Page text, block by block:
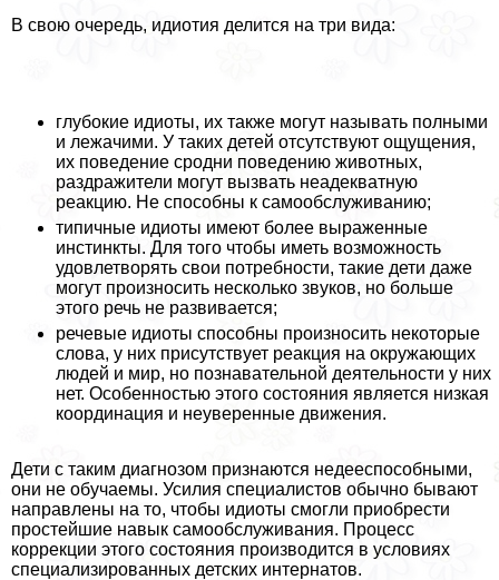
В свою очередь, идиотия делится на три вида:
глубокие идиоты, их также могут называть полными
и лежачими. У таких детей отсутствуют ощущения,
их поведение сродни поведению животных,
раздражители могут вызвать неадекватную
реакцию. Не способны к самообслуживанию;
типичные идиоты имеют более выраженные
инстинкты. Для того чтобы иметь возможность
удовлетворять свои потребности, такие дети даже
могут произносить несколько звуков, но больше
этого речь не развивается;
речевые идиоты способны произносить некоторые
слова, у них присутствует реакция на окружающих
людей и мир, но познавательной деятельности у них
нет. Особенностью этого состояния является низкая
координация и неуверенные движения.
Дети с таким диагнозом признаются недееспособными,
они не обучаемы. Усилия специалистов обычно бывают
направлены на то, чтобы идиоты смогли приобрести
простейшие навык самообслуживания. Процесс
коррекции этого состояния производится в условиях
специализированных детских интернатов.